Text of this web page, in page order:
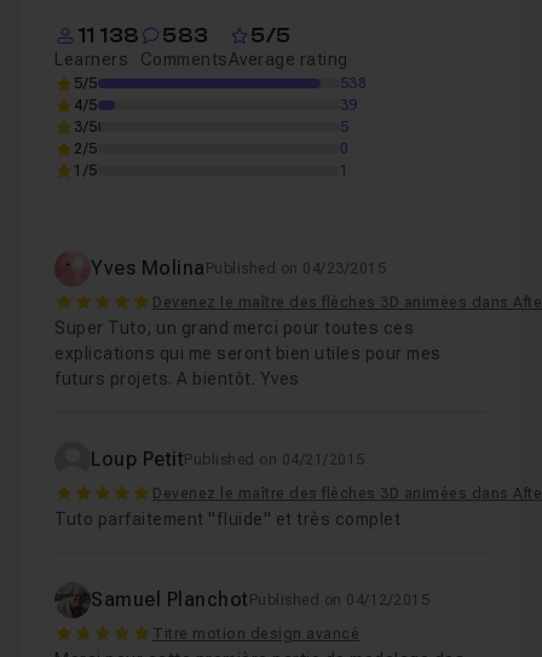
11 138
Learners
583
Comments
5/5
Average rating
5/5
538
4/5
39
3/5
5
2/5
0
1/5
1
Yves Molina Published on 04/23/2015
5 Devenez le maître des flèches 3D animées dans
Super Tuto, un grand merci pour toutes ces
explications qui me seront bien utiles pour mes
futurs projets. A bientôt. Yves
Loup Petit Published on 04/21/2015
5 Devenez le maître des flèches 3D animées dans
Tuto parfaitement "fluide" et très complet
Samuel Planchot Published on 04/12/2015
5 Titre motion design avancé